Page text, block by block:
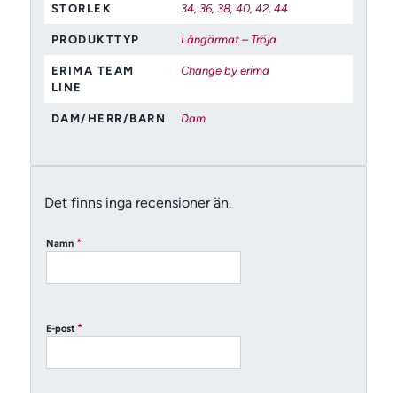
STORLEK 34, 36, 38, 40, 42, 44
PRODUKTTYP Långärmat – Tröja
ERIMA TEAM
LINE
Change by erima
DAM/HERR/BARN Dam
Det finns inga recensioner än.
Namn *
E-post *